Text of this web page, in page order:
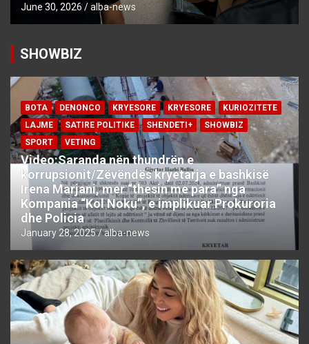
June 30, 2026 alba-news
SHOWBIZ
BOTA DENONCO KRYESORE KRYESORE
KURIOZITETE
LAJME
SATIRE POLITIKE SHENDETI+
SHOWBIZ
SPORT
VETING
Video:Saranda nën thundrën e
korrupsionit/Zëvëndës kryetarja e bashkisë
Irena Marjani, mer “thesin me para” nga
Kompania “Kol Noku”, e implikuar Prokuroria
dhe Policia
January 28, 2025 alba-news